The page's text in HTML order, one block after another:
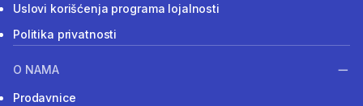
Uslovi korišćenja programa lojalnosti
Politika privatnosti
O NAMA
Prodavnice